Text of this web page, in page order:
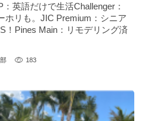
英語だけで生活Challenger：
ホリも。JIC Premium：シニア
！Pines Main：リモデリング済
183